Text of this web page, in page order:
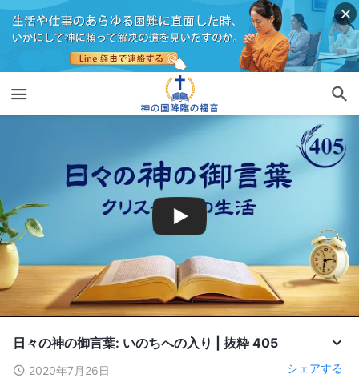
日々の神の御言葉: いのちへの入り | 抜粋 405
2020年7月26日 シェアする